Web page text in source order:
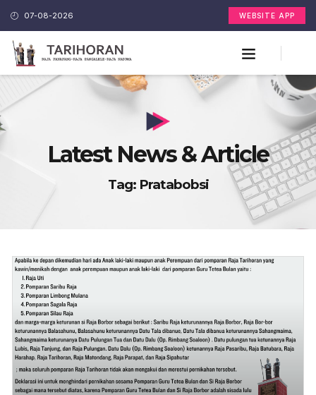
07-08-2026 WEBSITE APP
Latest News & Article
Tag: Pratabobsi